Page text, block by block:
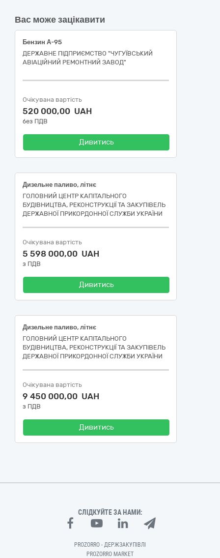
Вас може зацікавити
Бензин А-95
ДЕРЖАВНЕ ПІДПРИЄМСТВО "ЧУГУЇВСЬКИЙ
АВІАЦІЙНИЙ РЕМОНТНИЙ ЗАВОД"
Очікувана вартість
520 000,00 UAH
без ПДВ
Дивитись
Дизельне паливо, літнє
ГОЛОВНИЙ ЦЕНТР КАПІТАЛЬНОГО
БУДІВНИЦТВА, РЕКОНСТРУКЦІЇ ТА ЗАКУПІВЕЛЬ
ДЕРЖАВНОЇ ПРИКОРДОННОЇ СЛУЖБИ УКРАЇНИ
Очікувана вартість
5 598 000,00 UAH
з ПДВ
Дивитись
Дизельне паливо, літнє
ГОЛОВНИЙ ЦЕНТР КАПІТАЛЬНОГО
БУДІВНИЦТВА, РЕКОНСТРУКЦІЇ ТА ЗАКУПІВЕЛЬ
ДЕРЖАВНОЇ ПРИКОРДОННОЇ СЛУЖБИ УКРАЇНИ
Очікувана вартість
9 450 000,00 UAH
з ПДВ
Дивитись
СЛІДКУЙТЕ ЗА НАМИ:
PROZORRO - ДЕРЖЗАКУПІВЛІ
PROZORRO MARKET